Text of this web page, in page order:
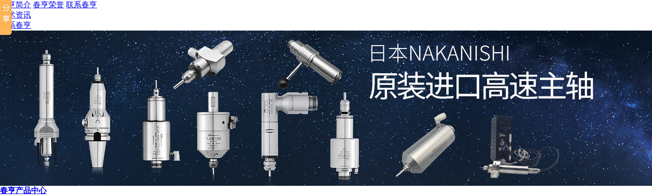
春亨简介 春亨荣誉 联系春亨
技术资讯
联系春亨
春亨产品中心
税务登记证